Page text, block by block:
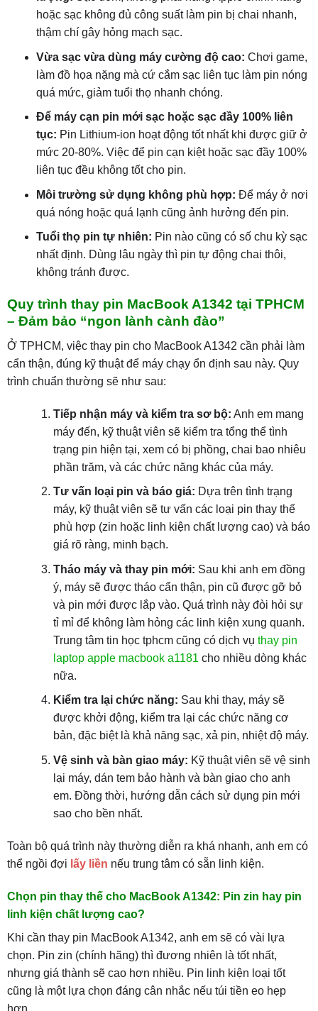
hoặc sạc không đủ công suất làm pin bị chai nhanh,
thậm chí gây hỏng mạch sạc.
Vừa sạc vừa dùng máy cường độ cao: Chơi game,
làm đồ họa nặng mà cứ cắm sạc liên tục làm pin nóng
quá mức, giảm tuổi thọ nhanh chóng.
Để máy cạn pin mới sạc hoặc sạc đầy 100% liên
tục: Pin Lithium-ion hoạt động tốt nhất khi được giữ ở
mức 20-80%. Việc để pin cạn kiệt hoặc sạc đầy 100%
liên tục đều không tốt cho pin.
Môi trường sử dụng không phù hợp: Để máy ở nơi
quá nóng hoặc quá lạnh cũng ảnh hưởng đến pin.
Tuổi thọ pin tự nhiên: Pin nào cũng có số chu kỳ sạc
nhất định. Dùng lâu ngày thì pin tự động chai thôi,
không tránh được.
Quy trình thay pin MacBook A1342 tại TPHCM
– Đảm bảo “ngon lành cành đào”
Ở TPHCM, việc thay pin cho MacBook A1342 cần phải làm
cẩn thận, đúng kỹ thuật để máy chạy ổn định sau này. Quy
trình chuẩn thường sẽ như sau:
Tiếp nhận máy và kiểm tra sơ bộ: Anh em mang
máy đến, kỹ thuật viên sẽ kiểm tra tổng thể tình
trạng pin hiện tại, xem có bị phồng, chai bao nhiêu
phần trăm, và các chức năng khác của máy.
Tư vấn loại pin và báo giá: Dựa trên tình trạng
máy, kỹ thuật viên sẽ tư vấn các loại pin thay thế
phù hợp (zin hoặc linh kiện chất lượng cao) và báo
giá rõ ràng, minh bạch.
Tháo máy và thay pin mới: Sau khi anh em đồng
ý, máy sẽ được tháo cẩn thận, pin cũ được gỡ bỏ
và pin mới được lắp vào. Quá trình này đòi hỏi sự
tỉ mỉ để không làm hỏng các linh kiện xung quanh.
Trung tâm tin học tphcm cũng có dịch vụ thay pin
laptop apple macbook a1181 cho nhiều dòng khác
nữa.
Kiểm tra lại chức năng: Sau khi thay, máy sẽ
được khởi động, kiểm tra lại các chức năng cơ
bản, đặc biệt là khả năng sạc, xả pin, nhiệt độ máy.
Vệ sinh và bàn giao máy: Kỹ thuật viên sẽ vệ sinh
lại máy, dán tem bảo hành và bàn giao cho anh
em. Đồng thời, hướng dẫn cách sử dụng pin mới
sao cho bền nhất.
Toàn bộ quá trình này thường diễn ra khá nhanh, anh em có
thể ngồi đợi lấy liền nếu trung tâm có sẵn linh kiện.
Chọn pin thay thế cho MacBook A1342: Pin zin hay pin
linh kiện chất lượng cao?
Khi cần thay pin MacBook A1342, anh em sẽ có vài lựa
chọn. Pin zin (chính hãng) thì đương nhiên là tốt nhất,
nhưng giá thành sẽ cao hơn nhiều. Pin linh kiện loại tốt
cũng là một lựa chọn đáng cân nhắc nếu túi tiền eo hẹp
hơn.